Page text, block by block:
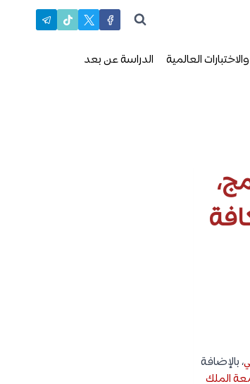
العالمية الدراسة عن بعد
، بالإضافة
الملك